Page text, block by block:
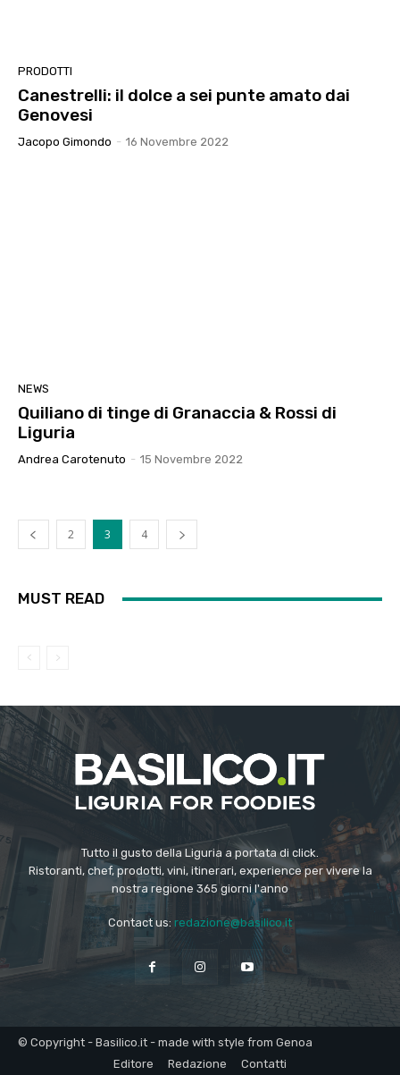
PRODOTTI
Canestrelli: il dolce a sei punte amato dai
Genovesi
Jacopo Gimondo - 16 Novembre 2022
NEWS
Quiliano di tinge di Granaccia & Rossi di
Liguria
Andrea Carotenuto - 15 Novembre 2022
2 3 4
MUST READ
Tutto il gusto della Liguria a portata di click.
Ristoranti, chef, prodotti, vini, itinerari, experience per vivere la
nostra regione 365 giorni l'anno
Contact us: redazione@basilico.it
© Copyright - Basilico.it - made with style from Genoa
Editore
Redazione Contatti